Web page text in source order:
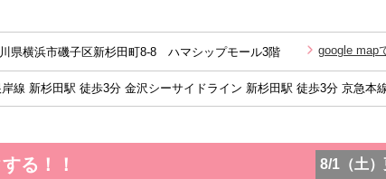
県横浜市磯子区新杉田町8-8 ハマシップモール3階 google map
線 新杉田駅 徒歩3分 金沢シーサイドライン 新杉田駅 徒歩3分 京急本
る！！ 8/1（土